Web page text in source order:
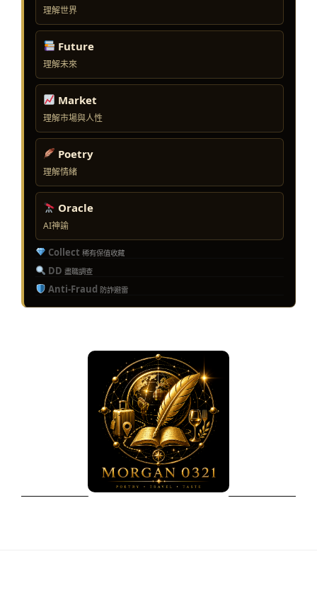
理解世界
Future
理解未來
Market
理解市場與人性
Poetry
理解情緒
Oracle
AI神諭
Collect 稀有保值收藏
DD 盡職調查
Anti-Fraud 防詐避雷